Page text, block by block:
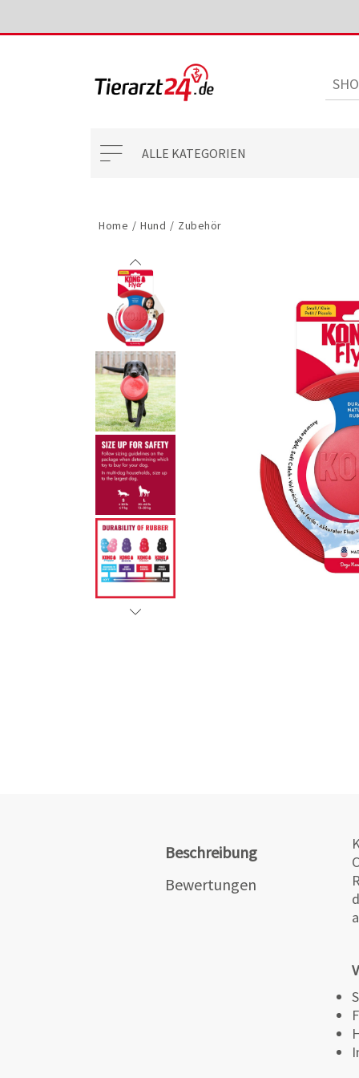
ALLE KATEGORIEN
Home / Hund / Zubehör
Beschreibung
Bewertungen